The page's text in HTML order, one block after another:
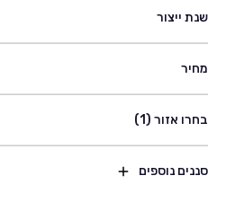
שנת ייצור
מחיר
בחרו אזור (1)
סננים נוספים